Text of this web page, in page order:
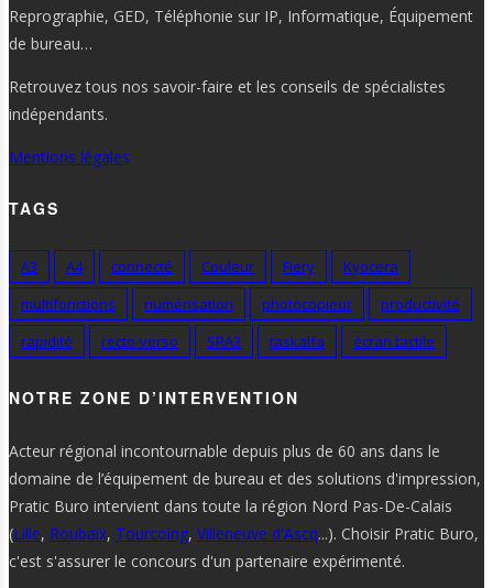
Reprographie, GED, Téléphonie sur IP, Informatique, Équipement
de bureau…
Retrouvez tous nos savoir-faire et les conseils de spécialistes
indépendants.
Mentions légales
TAGS
A3 A4 connecté Couleur Fiery
Kyocera
multifonctions
numérisation photocopieur
productivité
rapidité
recto-verso SRA3 taskalfa écran tactile
NOTRE ZONE D’INTERVENTION
Acteur régional incontournable depuis plus de 60 ans dans le
domaine de l’équipement de bureau et des solutions d'impression,
Pratic Buro intervient dans toute la région Nord Pas-De-Calais
(Lille, Roubaix, Tourcoing, Villeneuve d'Ascq...). Choisir Pratic Buro,
c'est s'assurer le concours d'un partenaire expérimenté.